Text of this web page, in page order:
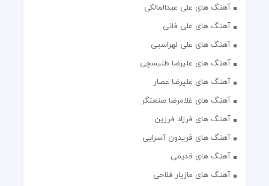
آهنگ های علی عبدالمالکی
آهنگ های علی فانی
آهنگ های علی لهراسبی
آهنگ های علیرضا طلیسچی
آهنگ های علیرضا عصار
آهنگ های غلامرضا صنعتگر
آهنگ های فرزاد فرزین
آهنگ های فریدون آسرایی
آهنگ های قدیمی
آهنگ های مازیار فلاحی